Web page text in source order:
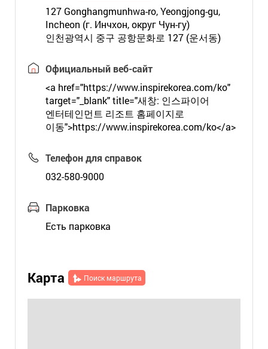
127 Gonghangmunhwa-ro, Yeongjong-gu,
Incheon (г. Инчхон, округ Чун-гу)
인천광역시 중구 공항문화로 127 (운서동)
Официальный веб-сайт
<a href="https://www.inspirekorea.com/ko"
target="_blank" title="새창: 인스파이어
엔터테인먼트 리조트 홈페이지로
이동">https://www.inspirekorea.com/ko</a>
Телефон для справок
032-580-9000
Парковка
Есть парковка
Карта Поиск маршрута